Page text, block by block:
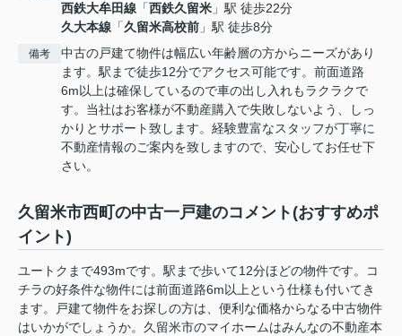
西鉄大牟田線 「西鉄久留米 」駅 徒歩22分
久大本線 「久留米高校前 」駅 徒歩8分
備考
中古の戸建て物件は幅広い年齢層の方からニーズがあり
ます。駅まで徒歩12分でアクセス可能です。前面道路
6m以上は確保しているので車の出し入れもラクラクで
す。当社はお客様が不動産購入で失敗しないよう、しっ
かりとサポート致します。経験豊富なスタッフが丁寧に
不動産情報のご案内を致しますので、安心してお任せ下
さい。
久留米市西町の中古一戸建のコメント(おすすめポ
イント)
ユートクまで493mです。駅まで歩いて12分ほどの物件です。コ
チラの好条件な物件には前面道路6m以上という仕様も付いてき
ます。戸建て物件をお探しの方は、便利な価格からなる中古物件
はいかがでしょうか。久留米市のマイホームはみんなの不動産本